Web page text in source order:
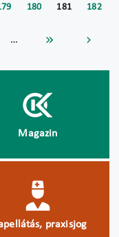
180 181 182
…
Magazin
praxisjog